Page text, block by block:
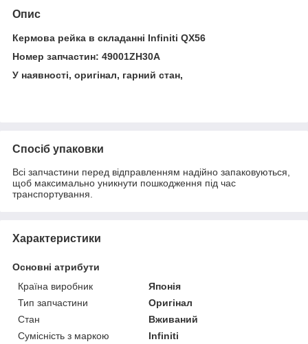
Опис
Кермова рейка в складанні Infiniti QX56
Номер запчастин: 49001ZH30A
У наявності, оригінал, гарний стан,
Спосіб упаковки
Всі запчастини перед відправленням надійно запаковуються,
щоб максимально уникнути пошкодження під час
транспортування.
Характеристики
Основні атрибути
Країна виробник
Японія
Тип запчастини
Оригінал
Стан
Вживаний
Сумісність з маркою
Infiniti